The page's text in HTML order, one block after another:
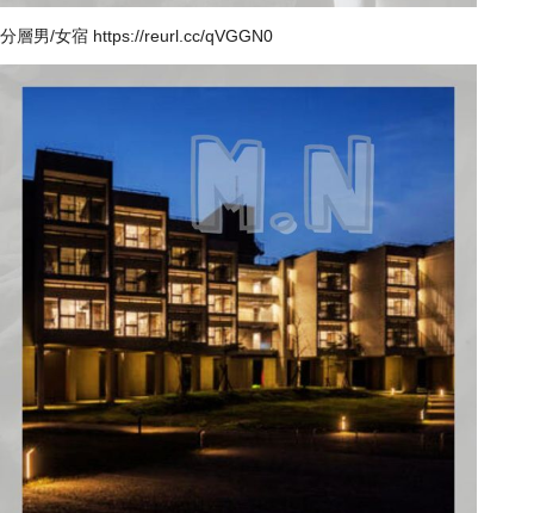
分層男/女宿 https://reurl.cc/qVGGN0